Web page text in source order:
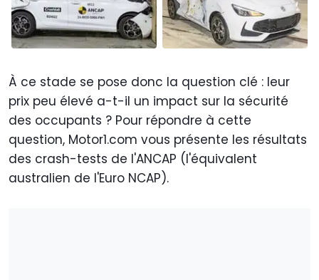
À ce stade se pose donc la question clé : leur
prix peu élevé a-t-il un impact sur la sécurité
des occupants ? Pour répondre à cette
question, Motor1.com vous présente les résultats
des crash-tests de l'ANCAP (l'équivalent
australien de l'Euro NCAP).